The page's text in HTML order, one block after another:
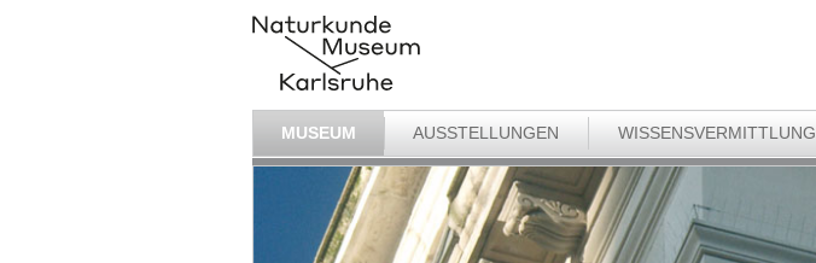
MUSEUM AUSSTELLUNGEN WISSENSVERMITTLUNG